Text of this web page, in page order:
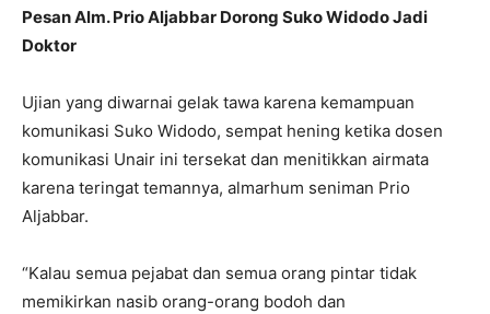
Pesan Alm. Prio Aljabbar Dorong Suko Widodo Jadi
Doktor
Ujian yang diwarnai gelak tawa karena kemampuan
komunikasi Suko Widodo, sempat hening ketika dosen
komunikasi Unair ini tersekat dan menitikkan airmata
karena teringat temannya, almarhum seniman Prio
Aljabbar.
“Kalau semua pejabat dan semua orang pintar tidak
memikirkan nasib orang-orang bodoh dan